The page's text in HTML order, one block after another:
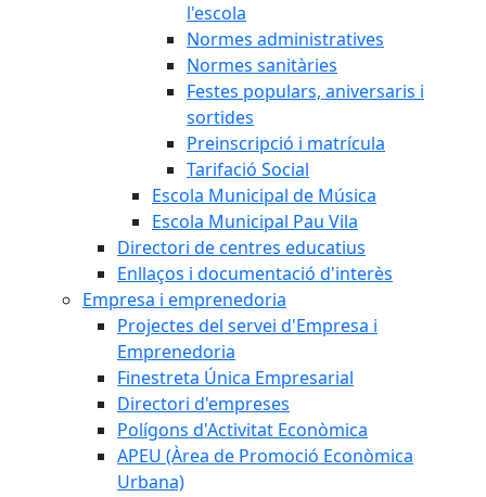
l'escola
Normes administratives
Normes sanitàries
Festes populars, aniversaris i
sortides
Preinscripció i matrícula
Tarifació Social
Escola Municipal de Música
Escola Municipal Pau Vila
Directori de centres educatius
Enllaços i documentació d'interès
Empresa i emprenedoria
Projectes del servei d'Empresa i
Emprenedoria
Finestreta Única Empresarial
Directori d'empreses
Polígons d'Activitat Econòmica
APEU (Àrea de Promoció Econòmica
Urbana)